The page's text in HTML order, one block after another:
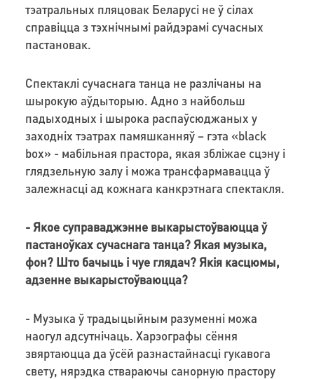
тэатральных пляцовак Беларусі не ў сілах
справіцца з тэхнічнымі райдэрамі сучасных
пастановак.
Спектаклі сучаснага танца не разлічаны на
шырокую аўдыторыю. Адно з найбольш
падыходных і шырока распаўсюджаных у
заходніх тэатрах памяшканняў – гэта «black
box» - мабільная прастора, якая збліжае сцэну і
глядзельную залу і можа трансфармавацца ў
залежнасці ад кожнага канкрэтнага спектакля.
- Якое суправаджэнне выкарыстоўваюцца ў
пастаноўках сучаснага танца? Якая музыка,
фон? Што бачыць і чуе глядач? Якія касцюмы,
адзенне выкарыстоўваюцца?
- Музыка ў традыцыйным разуменні можа
наогул адсутнічаць. Харэографы сёння
звяртаюцца да ўсёй разнастайнасці гукавога
свету, нярэдка ствараючы санорную прастору